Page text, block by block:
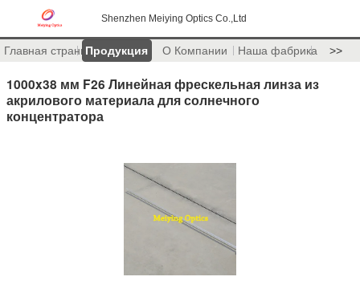
Shenzhen Meiying Optics Co.,Ltd
Главная страницаПродукция О Компании Наша фабрика >>
1000x38 мм F26 Линейная фрескельная линза из
акрилового материала для солнечного
концентратора